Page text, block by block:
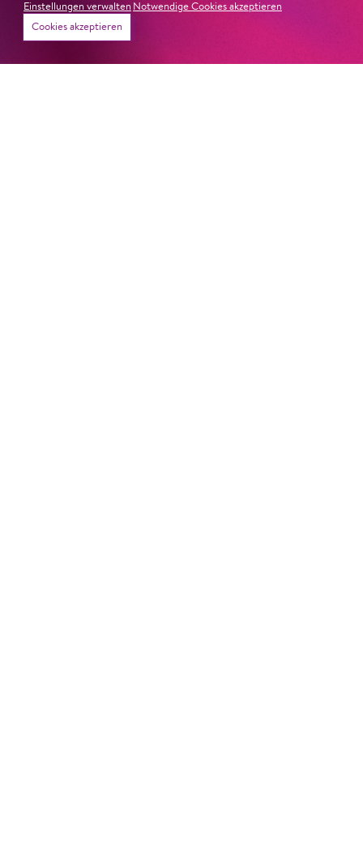
sind Auflehnung und Verletzlichkeit ebenso nachfühlbar
wie die verzweifelte Einsamkeit ihrer Figur.«
Einstellungen verwalten Notwendige Cookies akzeptieren
Cookies akzeptieren